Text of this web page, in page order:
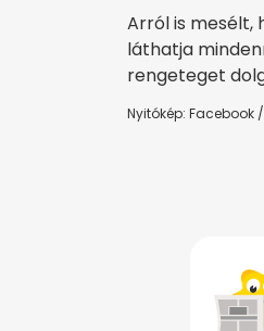
Arról is mesélt,
láthatja
rengeteget
Nyitókép: